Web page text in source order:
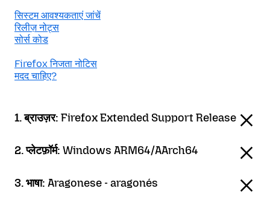
सिस्टम आवश्यकताएं जांचें
रिलीज़ नोट्स
सोर्स कोड
Firefox निजता नोटिस
मदद चाहिए?
1. ब्राउज़र: Firefox Extended Support Release
2. प्लेटफ़ॉर्म: Windows ARM64/AArch64
3. भाषा: Aragonese - aragonés